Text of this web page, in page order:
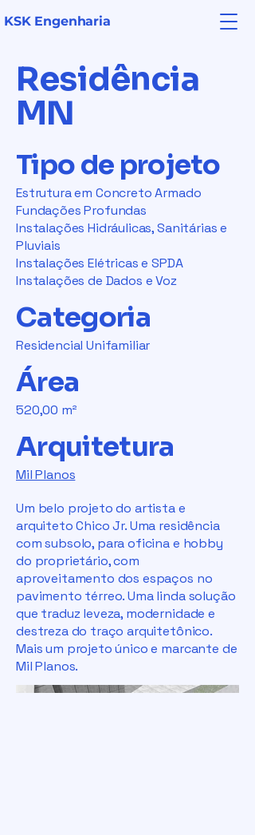
KSK Engenharia
Residência
MN
Tipo de projeto
Estrutura em Concreto Armado
Fundações Profundas
Instalações Hidráulicas, Sanitárias e
Pluviais
Instalações Elétricas e SPDA
Instalações de Dados e Voz
Categoria
Residencial Unifamiliar
Área
520,00 m²
Arquitetura
Mil Planos
Um belo projeto do artista e
arquiteto Chico Jr. Uma residência
com subsolo, para oficina e hobby
do proprietário, com
aproveitamento dos espaços no
pavimento térreo. Uma linda solução
que traduz leveza, modernidade e
destreza do traço arquitetônico.
Mais um projeto único e marcante de
Mil Planos.